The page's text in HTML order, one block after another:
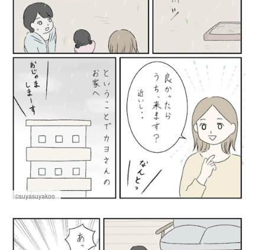
©suyasuyakoo